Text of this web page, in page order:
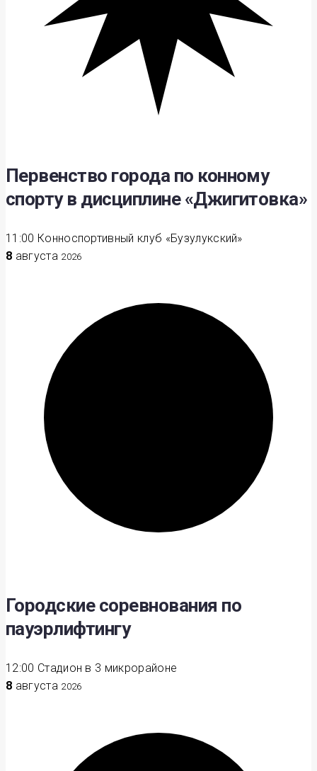
Первенство города по конному
спорту в дисциплине «Джигитовка»
11:00 Конноспортивный клуб «Бузулукский»
8 августа 2026
Городские соревнования по
пауэрлифтингу
12:00 Стадион в 3 микрорайоне
8 августа 2026